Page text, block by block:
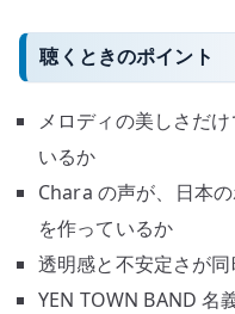
聴くときのポイント
メロディの美しさだ
いるか
Chara の声が、日本
を作っているか
透明感と不安定さが
YEN TOWN BAND 名